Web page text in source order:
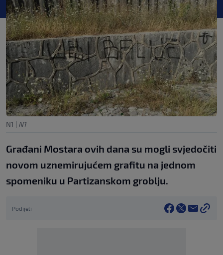
N1 | N1
Građani Mostara ovih dana su mogli svjedočiti
novom uznemirujućem grafitu na jednom
spomeniku u Partizanskom groblju.
Podijeli